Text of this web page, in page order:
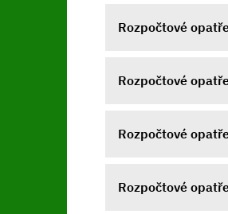
Rozpočtové
Rozpočtové
Rozpočtové
Rozpočtové